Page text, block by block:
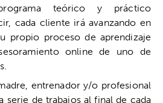
teórico y práctico
cada cliente irá avanzando en
propio proceso de aprendizaje
online de uno de
entrenador y/o profesional
serie de trabajos al final de cada